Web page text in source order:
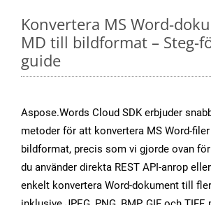
Konvertera MS Word-
MD till bildformat – Steg-
guide
Aspose.Words Cloud SDK erbjuder
metoder för att konvertera MS Word-
bildformat, precis som vi gjorde ovan
du använder direkta REST API-anrop
enkelt konvertera Word-dokument till